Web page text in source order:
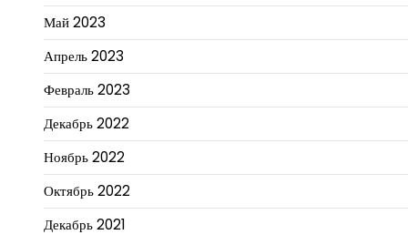
Май 2023
Апрель 2023
Февраль 2023
Декабрь 2022
Ноябрь 2022
Октябрь 2022
Декабрь 2021